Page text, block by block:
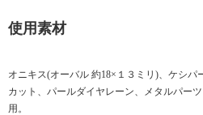
使用素材
オニキス(オーバル 約18×１３ミリ)、ケシ
カット、パールダイヤレーン、メタルパー
用。